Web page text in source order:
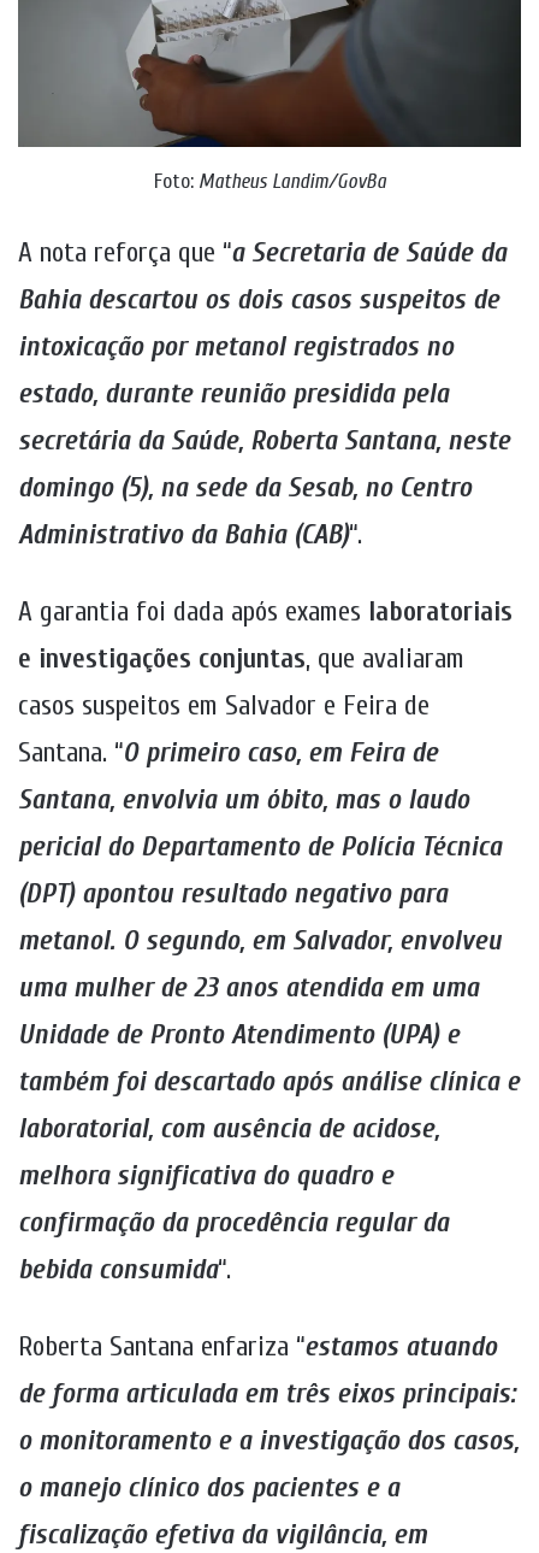
Foto: Matheus Landim/GovBa
A nota reforça que “a Secretaria de Saúde da
Bahia descartou os dois casos suspeitos de
intoxicação por metanol registrados no
estado, durante reunião presidida pela
secretária da Saúde, Roberta Santana, neste
domingo (5), na sede da Sesab, no Centro
Administrativo da Bahia (CAB)“.
A garantia foi dada após exames laboratoriais
e investigações conjuntas, que avaliaram
casos suspeitos em Salvador e Feira de
Santana. “O primeiro caso, em Feira de
Santana, envolvia um óbito, mas o laudo
pericial do Departamento de Polícia Técnica
(DPT) apontou resultado negativo para
metanol. O segundo, em Salvador, envolveu
uma mulher de 23 anos atendida em uma
Unidade de Pronto Atendimento (UPA) e
também foi descartado após análise clínica e
laboratorial, com ausência de acidose,
melhora significativa do quadro e
confirmação da procedência regular da
bebida consumida“.
Roberta Santana enfariza “estamos atuando
de forma articulada em três eixos principais:
o monitoramento e a investigação dos casos,
o manejo clínico dos pacientes e a
fiscalização efetiva da vigilância, em